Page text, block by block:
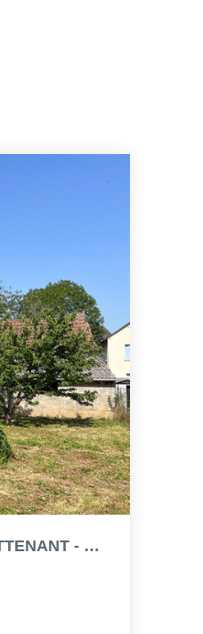
A VENDRE - ANCIENNE ÉCURIE AVEC TERRAIN ATTENANT - 85 M²...